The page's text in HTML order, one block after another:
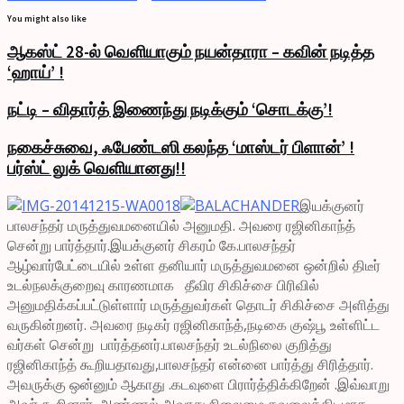
You might also like
ஆகஸ்ட் 28-ல் வெளியாகும் நயன்தாரா – கவின் நடித்த
‘ஹாய்’ !
நட்டி – விதார்த் இணைந்து நடிக்கும் ‘சொடக்கு’!
நகைச்சுவை, ஃபேண்டஸி கலந்த ‘மாஸ்டர் பிளான்’ !
பர்ஸ்ட் லுக் வெளியானது!!
இயக்குனர்
பாலசந்தர் மருத்துவமனையில் அனுமதி. அவரை ரஜினிகாந்த்
சென்று பார்த்தார்.இயக்குனர் சிகரம் கே.பாலசந்தர்
ஆழ்வார்பேட்டையில் உள்ள தனியார் மருத்துவமனை ஒன்றில் திடீர்
உடல்நலக்குறைவு காரணமாக தீவிர சிகிச்சை பிரிவில்
அனுமதிக்கப்பட்டுள்ளார் மருத்துவர்கள் தொடர் சிகிச்சை அளித்து
வருகின்றனர். அவரை நடிகர் ரஜினிகாந்த்,நடிகை குஷ்பூ உள்ளிட்ட
வர்கள் சென்று பார்த்தனர்.பாலசந்தர் உடல்நிலை குறித்து
ரஜினிகாந்த் கூறியதாவது,பாலசந்தர் என்னை பார்த்து சிரித்தார்.
அவருக்கு ஒன்னும் ஆகாது .கடவுளை பிரார்த்திக்கிறேன் .இவ்வாறு